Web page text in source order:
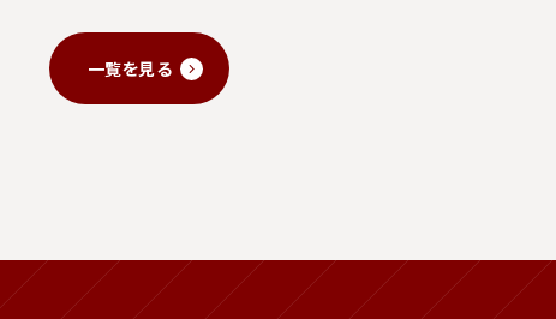
一覧を見る